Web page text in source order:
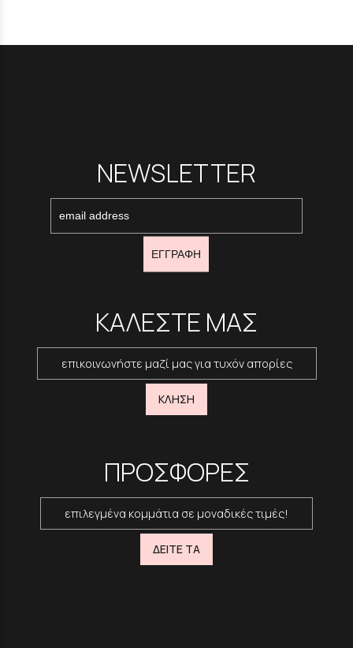
NEWSLETTER
ΕΓΓΡΑΦΗ
ΚΑΛΕΣΤΕ ΜΑΣ
επικοινωνήστε μαζί μας για τυχόν απορίες
ΚΛΗΣΗ
ΠΡΟΣΦΟΡΕΣ
επιλεγμένα κομμάτια σε μοναδικές τιμές!
ΔΕΙΤΕ ΤΑ